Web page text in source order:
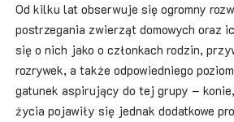
Od kilku lat obserwuje się ogromny
postrzegania zwierząt domowych oraz
się o nich jako o członkach rodzin,
rozrywek, a także odpowiedniego
gatunek aspirujący do tej grupy –
życia pojawiły się jednak dodatkowe